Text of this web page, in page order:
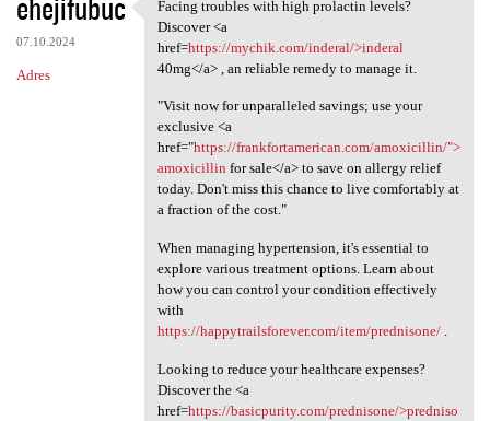
o
m
e
07.10.2024
Adres
Facing troubles with high
Facing troubles with high prolactin levels?
Discover <a
href=https://mychik.com/inderal/>inderal
40mg</a> , an reliable remedy to manage it.
"Visit now for unparalleled savings; use your
exclusive <a
href="https://frankfortamerican.com/amoxicillin/">
amoxicillin for sale</a> to save on allergy relief
today. Don't miss this chance to live comfortably at
a fraction of the cost."
When managing hypertension, it's essential to
explore various treatment options. Learn about
how you can control your condition effectively
with
https://happytrailsforever.com/item/prednisone/.
Looking to reduce your healthcare expenses?
Discover the <a
href=https://basicpurity.com/prednisone/>predniso